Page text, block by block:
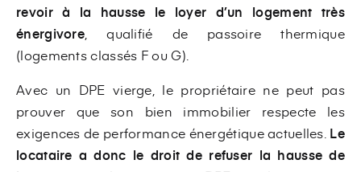
revoir à la hausse le loyer d’un logement très
énergivore , qualifié de passoire thermique
(logements classés F ou G).
Avec un DPE vierge, le propriétaire ne peut pas
prouver que son bien immobilier respecte les
exigences de performance énergétique actuelles. Le
locataire a donc le droit de refuser la hausse de